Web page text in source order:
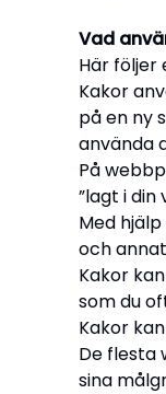
Vad
Här följer
Kakor
på en ny
använda
På
”lagt i din
Med
och
Kakor
som du
Kakor
De flesta
sina